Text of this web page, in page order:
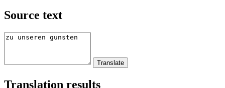
Source text
Translation results